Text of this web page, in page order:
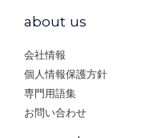
about us
会社情報
個人情報保護方針
専門用語集
お問い合わせ